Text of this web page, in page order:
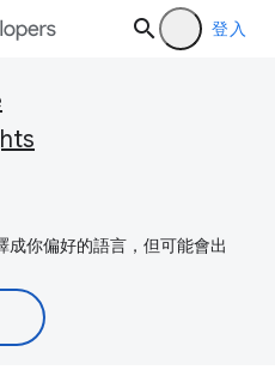
登入
你偏好的語言，但可能會出